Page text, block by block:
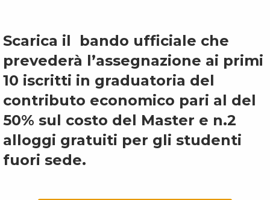
Scarica il bando ufficiale che
prevederà l’assegnazione ai primi
10 iscritti in graduatoria del
contributo economico pari al del
50% sul costo del Master e n.2
alloggi gratuiti per gli studenti
fuori sede.